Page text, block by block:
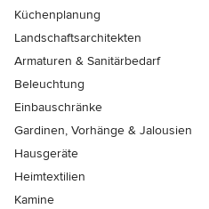
Küchenplanung
Landschaftsarchitekten
Armaturen & Sanitärbedarf
Beleuchtung
Einbauschränke
Gardinen, Vorhänge & Jalousien
Hausgeräte
Heimtextilien
Kamine